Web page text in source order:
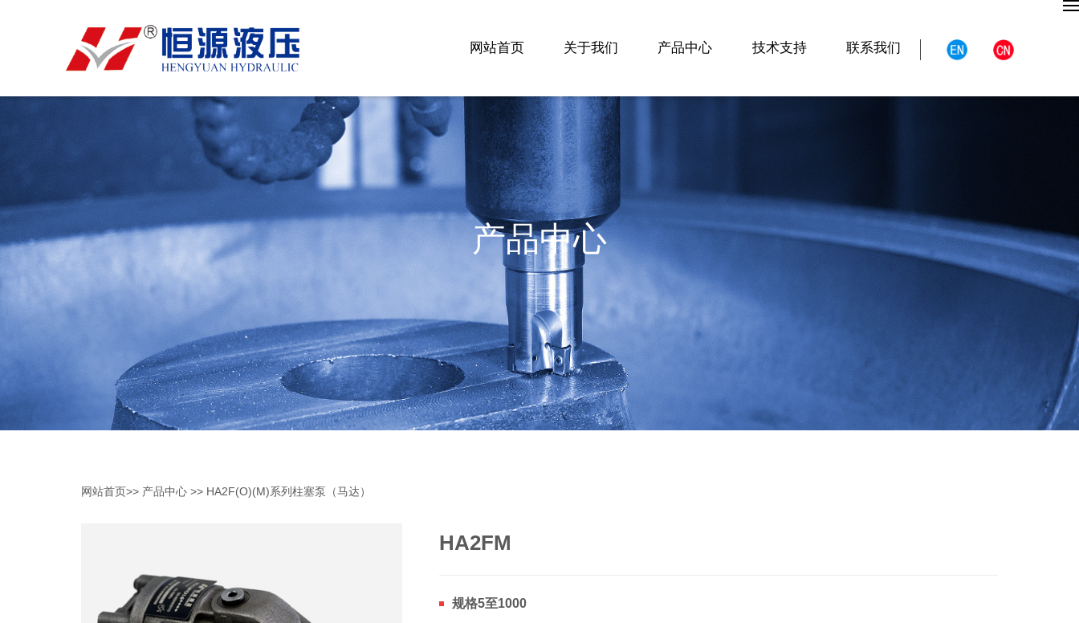
网站首页 关于我们 产品中心 技术支持 联系我们
产品中心
网站首页>> 产品中心>> HA2F(O)(M)系列柱塞泵（马达）
HA2FM
规格5至1000